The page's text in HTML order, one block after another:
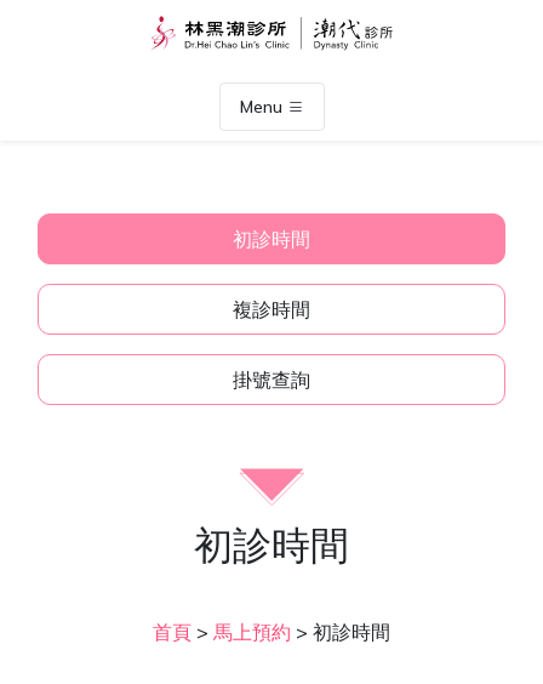
Menu
初診時間
複診時間
掛號查詢
初診時間
首頁 > 馬上預約 > 初診時間